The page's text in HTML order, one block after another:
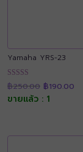
Yamaha YRS-23
ให้คะแนน
4.92
ตั้งแต่ 1-5
฿250.00 Original
price
was:
฿250.00.
฿190.00
ขายแล้ว : 1